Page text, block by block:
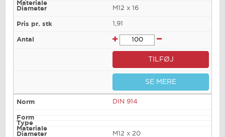
M12 x 16
1,91
TILFØJ
SE MERE
DIN 914
M12 x 20